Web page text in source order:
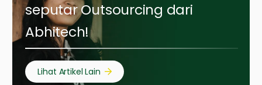
seputar Outsourcing dari
Abhitech!
Lihat Artikel Lain